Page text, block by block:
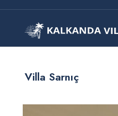
Villa Sarnıç